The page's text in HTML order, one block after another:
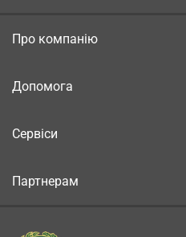
Про компанію
Допомога
Сервіси
Партнерам